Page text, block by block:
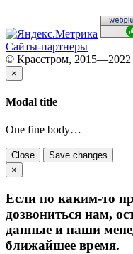
Сайты-партнеры
© Красстром, 2015—2022
×
Modal title
One fine body…
Close
Save changes
×
Если по каким-то
дозвониться нам,
данные и наши
ближайшее время.